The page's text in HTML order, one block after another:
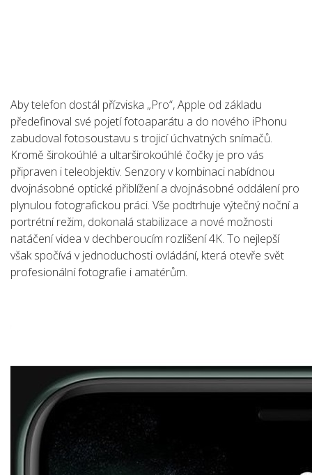
Aby telefon dostál přízviska „Pro“, Apple od základu
předefinoval své pojetí fotoaparátu a do nového iPhonu
zabudoval fotosoustavu s trojicí úchvatných snímačů.
Kromě širokoúhlé a ultarširokoúhlé čočky je pro vás
připraven i teleobjektiv. Senzory v kombinaci nabídnou
dvojnásobné optické přiblížení a dvojnásobné oddálení pro
plynulou fotografickou práci. Vše podtrhuje výtečný noční a
portrétní režim, dokonalá stabilizace a nové možnosti
natáčení videa v dechberoucím rozlišení 4K. To nejlepší
však spočívá v jednoduchosti ovládání, která otevře svět
profesionální fotografie i amatérům.